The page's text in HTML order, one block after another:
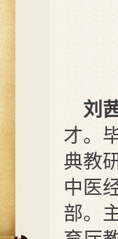
刘
才。
典教
中 医
部。